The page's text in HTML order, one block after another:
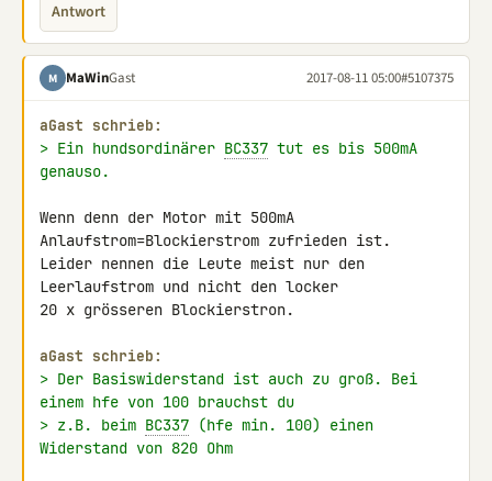
Antwort
M MaWinGast 2017-08-11 05:00#5107375
aGast schrieb:
> Ein hundsordinärer BC337 tut es bis 500mA
genauso.
Wenn denn der Motor mit 500mA
Anlaufstrom=Blockierstrom zufrieden ist.
Leider nennen die Leute meist nur den
Leerlaufstrom und nicht den locker
20 x grösseren Blockierstron.
aGast schrieb:
> Der Basiswiderstand ist auch zu groß. Bei
einem hfe von 100 brauchst du
> z.B. beim BC337 (hfe min. 100) einen
Widerstand von 820 Ohm